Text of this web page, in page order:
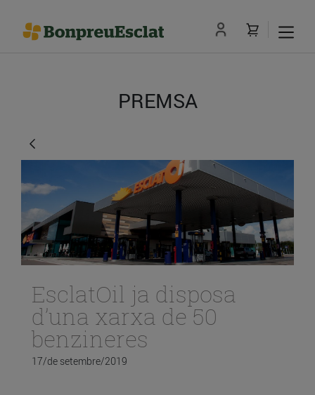
PREMSA
EsclatOil ja disposa
d’una xarxa de 50
benzineres
17/de setembre/2019